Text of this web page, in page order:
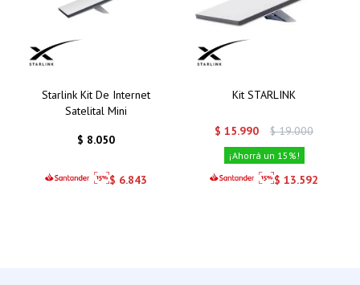
Starlink Kit De Internet
Satelital Mini
$ 8.050
$ 6.843
Kit STARLINK
$ 15.990 $ 19.000
15
$ 13.592